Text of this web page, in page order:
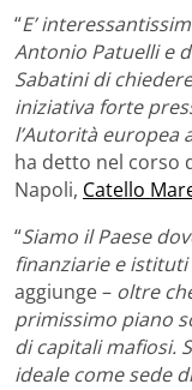
“E’
Antonio Patuelli e
Sabatini di
iniziativa forte
l’Autorità europea
ha detto nel corso
Napoli, Catello
“Siamo il Paese
finanziarie e
aggiunge – oltre
primissimo piano
di capitali mafiosi.
ideale come sede